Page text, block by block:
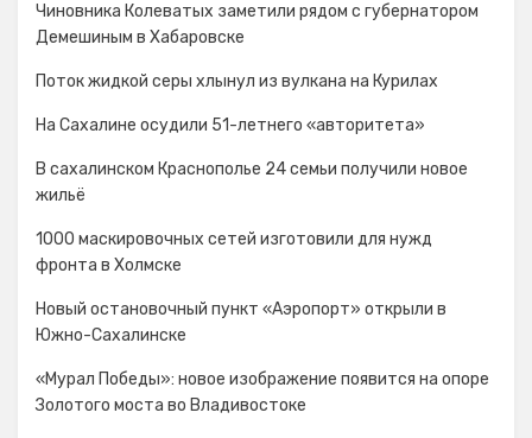
Чиновника Колеватых заметили рядом с губернатором
Демешиным в Хабаровске
Поток жидкой серы хлынул из вулкана на Курилах
На Сахалине осудили 51-летнего «авторитета»
В сахалинском Краснополье 24 семьи получили новое
жильё
1000 маскировочных сетей изготовили для нужд
фронта в Холмске
Новый остановочный пункт «Аэропорт» открыли в
Южно-Сахалинске
«Мурал Победы»: новое изображение появится на опоре
Золотого моста во Владивостоке